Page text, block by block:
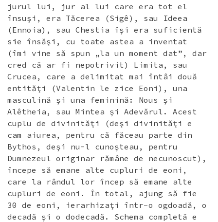
jurul lui, jur al lui care era tot el
însuşi, era Tăcerea (Sigê), sau Ideea
(Ennoia), sau Chestia îşi era suficientă
sie însăşi, cu toate astea a inventat
(îmi vine să spun „la un moment dat”, dar
cred că ar fi nepotrivit) Limita, sau
Crucea, care a delimitat mai întâi două
entităţi (Valentin le zice Eoni), una
masculină şi una feminină: Nous şi
Alêtheia, sau Mintea şi Adevărul. Acest
cuplu de divinităţi (deşi divinităţi e
cam aiurea, pentru că făceau parte din
Bythos, deşi nu-l cunoşteau, pentru
Dumnezeul originar rămâne de necunoscut),
începe să emane alte cupluri de eoni,
care la rândul lor încep să emane alte
cupluri de eoni. În total, ajung să fie
30 de eoni, ierarhizaţi într-o ogdoadă, o
decadă şi o dodecadă. Schema completă e